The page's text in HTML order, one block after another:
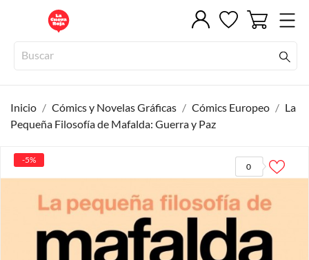
Inicio Cómics y Novelas Gráficas Cómics Europeo
La
Pequeña Filosofía de Mafalda: Guerra y Paz
0
-5%